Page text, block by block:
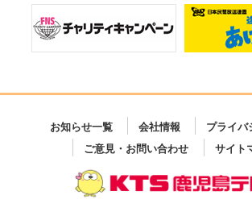
お知らせ一覧 会社情報
プライバ
ご意見・お問い合わせ
サイト